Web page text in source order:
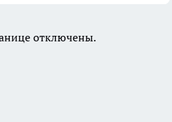
отключены.